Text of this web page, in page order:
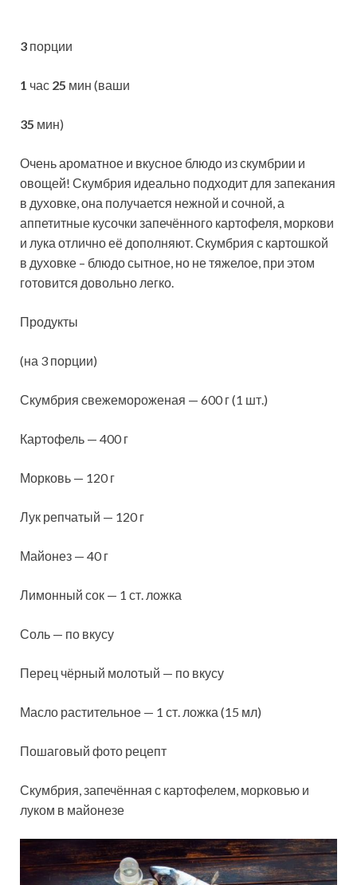
3 порции
1 час 25 мин (ваши
35 мин)
Очень ароматное и вкусное блюдо из скумбрии и
овощей! Скумбрия идеально подходит для запекания
в духовке, она получается нежной и сочной, а
аппетитные кусочки запечённого картофеля, моркови
и лука отлично её дополняют. Скумбрия с картошкой
в духовке – блюдо сытное, но не тяжелое, при этом
готовится довольно легко.
Продукты
(на 3 порции)
Скумбрия свежемороженая — 600 г (1 шт.)
Картофель — 400 г
Морковь — 120 г
Лук репчатый — 120 г
Майонез — 40 г
Лимонный сок — 1 ст. ложка
Соль — по вкусу
Перец чёрный молотый — по вкусу
Масло растительное — 1 ст. ложка (15 мл)
Пошаговый фото рецепт
Скумбрия, запечённая с картофелем, морковью и
луком в майонезе